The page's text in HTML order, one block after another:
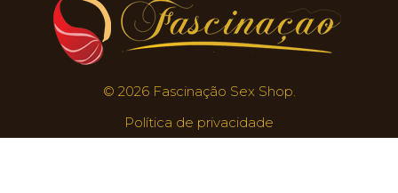
© 2026 Fascinação Sex Shop.
Política de privacidade